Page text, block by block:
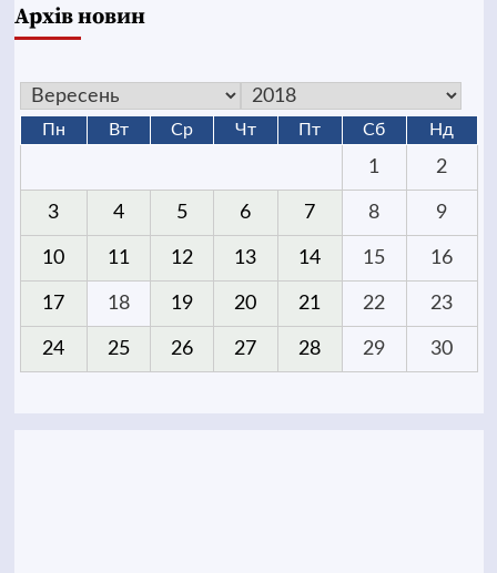
Архів новин
Пн Вт Ср Чт Пт Сб Нд
1 2
3 4 5 6 7 8 9
10 11 12 13 14 15 16
17 18 19 20 21 22 23
24 25 26 27 28 29 30